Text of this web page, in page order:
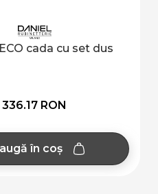
cada cu set dus
336.17 RON
în coș